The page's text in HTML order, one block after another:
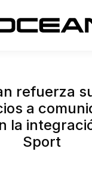
refuerza
a
la
Sport